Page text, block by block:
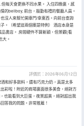
每天會更換不同水果。 入住四晚裏，感
的bellboy, 前台，殷勤有禮的餐廳人員。
沒人來幫忙開車門/拿東西。向前台查詢
。（希望這兩個案是特例） 酒店本身是
書店。 房間硬件不算新穎，但景觀(看
大。
評價於：2026年06月12日
和好多飲料，還有巧克力奶，真是太多
彩啦！附近的商場裏面很多美食，絕對方
也能看到大巨蛋，夜景超美，絕對超出我
答我的問題。非常推薦！